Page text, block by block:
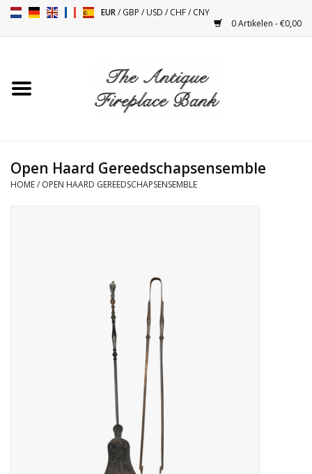
EUR/GBP /USD /CHF/CNY
0 Artikelen - €0,00
Toebehoren
Antiquiteiten en Vintage
Vloeren - Steen, Terra Cotta
Open Haard Gereedschapsensemble
HOME/ OPEN HAARD GEREEDSCHAPSENSEMBLE